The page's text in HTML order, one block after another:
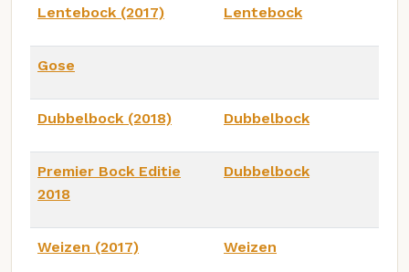
Lentebock (2017) Lentebock
Gose
Dubbelbock (2018) Dubbelbock
Premier Bock Editie
2018
Dubbelbock
Weizen (2017) Weizen